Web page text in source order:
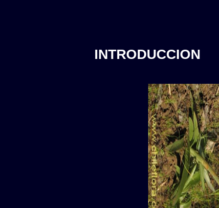
INTRODUCCION